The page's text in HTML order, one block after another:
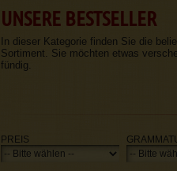
UNSERE BESTSELLER
In dieser Kategorie finden Sie die
Sortiment. Sie möchten etwas
fündig.
PREIS